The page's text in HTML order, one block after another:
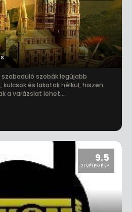
9.5
21 VÉLEMÉNY
szobák legújabb
és lakatok nélkül, hiszen
a varázslat lehet...